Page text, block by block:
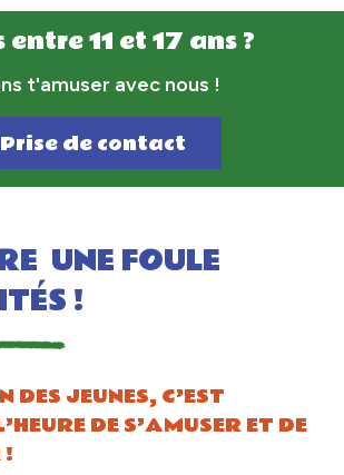
entre 11 et 17 ans ?
t'amuser avec nous !
Prise de contact
UNE FOULE
!
JEUNES, C’EST
DE S’AMUSER ET DE
!